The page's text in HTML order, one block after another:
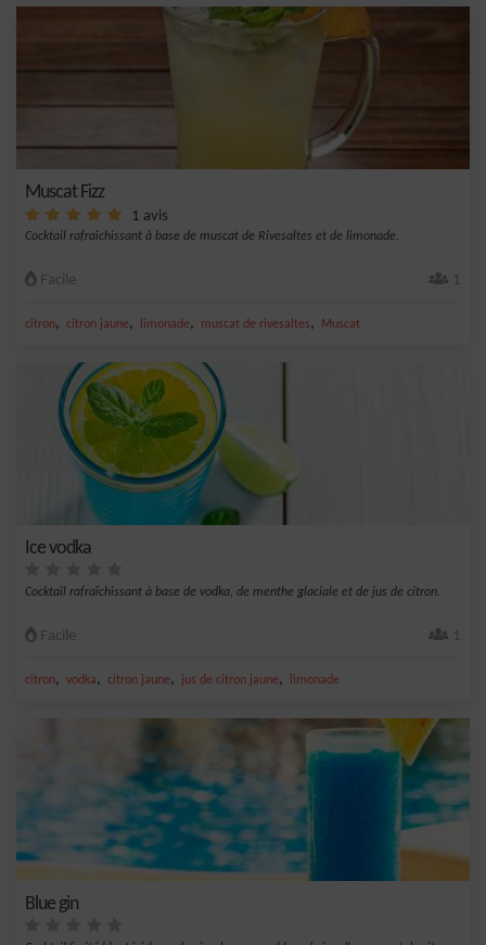
Muscat Fizz
1 avis
Cocktail rafraîchissant à base de muscat de Rivesaltes et de limonade.
Facile 1
citron, citron jaune, limonade, muscat de rivesaltes, Muscat
Ice vodka
Cocktail rafraîchissant à base de vodka, de menthe glaciale et de jus de citron.
Facile 1
citron, vodka, citron jaune, jus de citron jaune, limonade
Blue gin